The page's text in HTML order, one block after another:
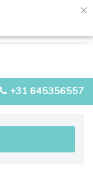
×
+31 645356557